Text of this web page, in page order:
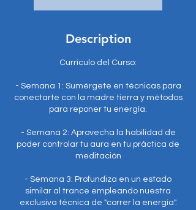
Description
Currículo del Curso:
- Semana 1: Sumérgete en técnicas para
conectarte con la madre tierra y métodos
para reponer tu energía.
- Semana 2: Aprovecha la habilidad de
poder controlar tu aura en tu práctica de
meditación
- Semana 3: Profundiza en un estado
similar al trance empleando nuestra
exclusiva técnica de "correr la energía".